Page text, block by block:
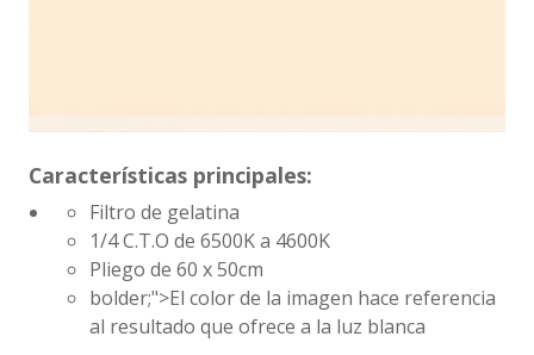
Características principales:
Filtro de gelatina
1/4 C.T.O de 6500K a 4600K
Pliego de 60 x 50cm
bolder;">El color de la imagen hace referencia
al resultado que ofrece a la luz blanca